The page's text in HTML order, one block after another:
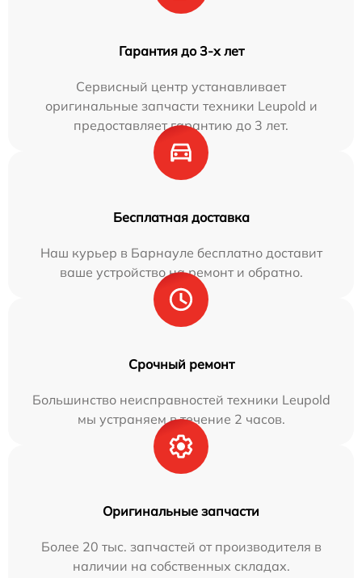
Гарантия до 3-х лет
Сервисный центр устанавливает
оригинальные запчасти техники Leupold и
предоставляет гарантию до 3 лет.
Бесплатная доставка
Наш курьер в Барнауле бесплатно доставит
ваше устройство на ремонт и обратно.
Срочный ремонт
Большинство неисправностей техники Leupold
мы устраняем в течение 2 часов.
Оригинальные запчасти
Более 20 тыс. запчастей от производителя в
наличии на собственных складах.